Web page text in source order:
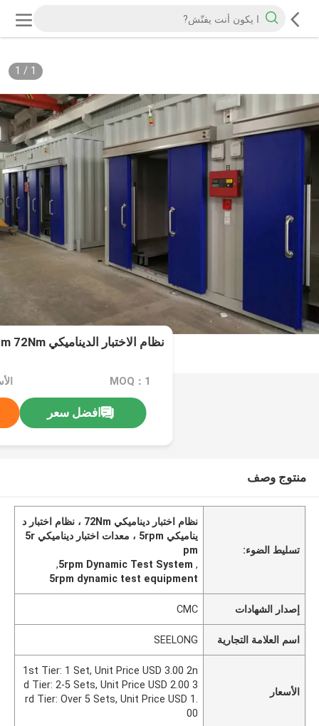
1
/
1
نظام الاختبار الديناميكي 5rpm 72Nm لمحرك الديزل
MOQ：1
افضل سعر
منتوج وصف
تسليط الضوء:
نظام اختبار ديناميكي 72Nm ، نظام اختبار د
يناميكي 5rpm ، معدات اختبار ديناميكي 5r
pm
,
5rpm Dynamic Test System
,
5rpm dynamic test equipment
إصدار الشهادات CMC
اسم العلامة التجارية SEELONG
الأسعار
1st Tier: 1 Set, Unit Price USD 3.00 2n
d Tier: 2-5 Sets, Unit Price USD 2.00 3
rd Tier: Over 5 Sets, Unit Price USD 1.
00